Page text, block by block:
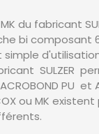
du fabricant
bi composant
SULZER
PU et
ou MK